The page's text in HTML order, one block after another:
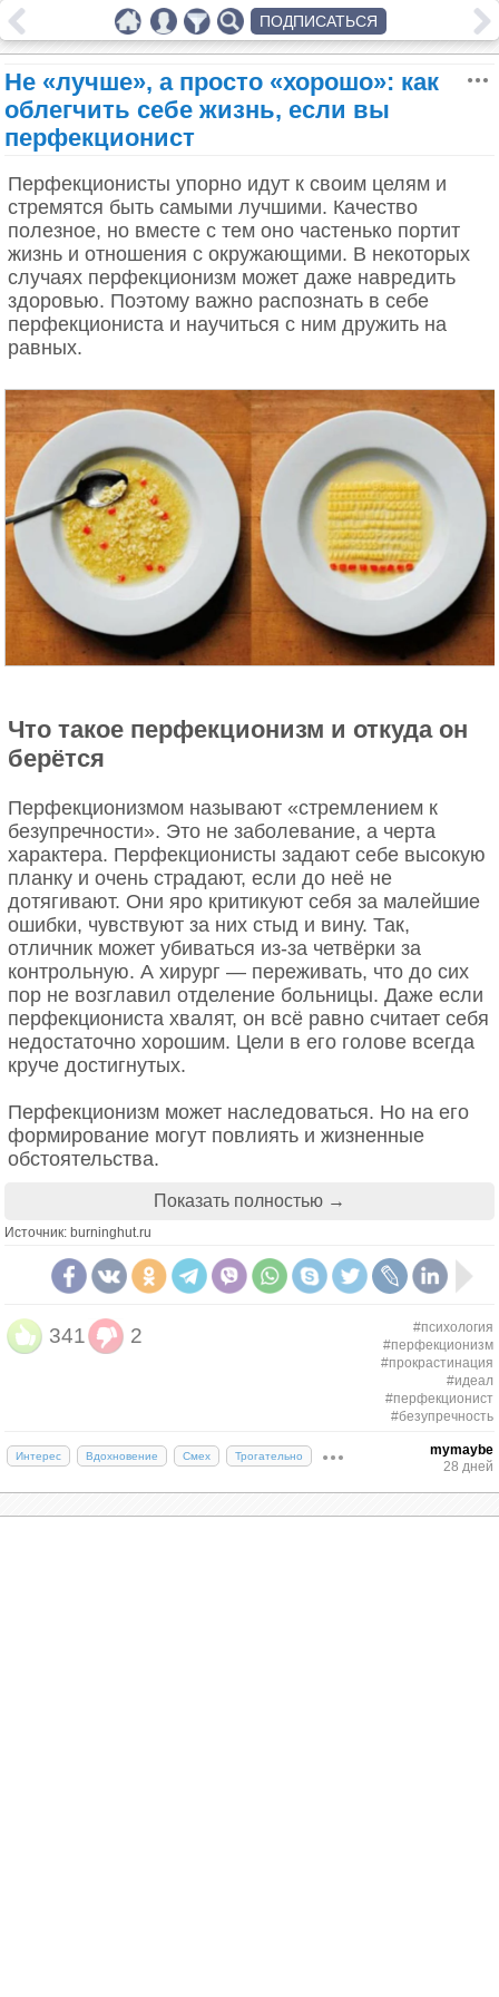
Не «лучше», а просто «хорошо»: как
облегчить себе жизнь, если вы
перфекционист
Перфекционисты упорно идут к своим целям и
стремятся быть самыми лучшими. Качество
полезное, но вместе с тем оно частенько портит
жизнь и отношения с окружающими. В некоторых
случаях перфекционизм может даже навредить
здоровью. Поэтому важно распознать в себе
перфекциониста и научиться с ним дружить на
равных.
Что такое перфекционизм и откуда он
берётся
Перфекционизмом называют «стремлением к
безупречности». Это не заболевание, а черта
характера. Перфекционисты задают себе высокую
планку и очень страдают, если до неё не
дотягивают. Они яро критикуют себя за малейшие
ошибки, чувствуют за них стыд и вину. Так,
отличник может убиваться из-за четвёрки за
контрольную. А хирург — переживать, что до сих
пор не возглавил отделение больницы. Даже если
перфекциониста хвалят, он всё равно считает себя
недостаточно хорошим. Цели в его голове всегда
круче достигнутых.
Перфекционизм может наследоваться. Но на его
формирование могут повлиять и жизненные
обстоятельства.
Таким нужны пятёрки по всем предметам,
золотая медаль в турнире по шахматам и
безупречное поведение. Они любят ребёнка
не безусловно, а как будто за что-то. И
ребёнок привыкает к этому. Он считает, что его
ценность напрямую зависит от успехов. И в
итоге вырастает с синдромом отличника.
Психологические травмы. Иногда
Показать полностью →
Источник: burninghut.ru
341 2
#психология
#перфекционизм
#прокрастинация
#идеал
#перфекционист
#безупречность
Интерес Вдохновение Смех Трогательно
mymaybe
28 дней
ПОДПИСАТЬСЯ